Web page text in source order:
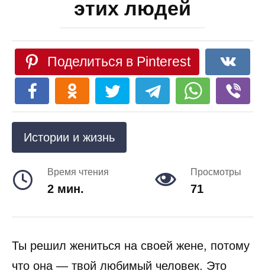
этих людей
Поделиться в Pinterest
Истории и жизнь
Время чтения
2 мин.
Просмотры
71
Ты решил жениться на своей жене, потому
что она — твой любимый человек. Это